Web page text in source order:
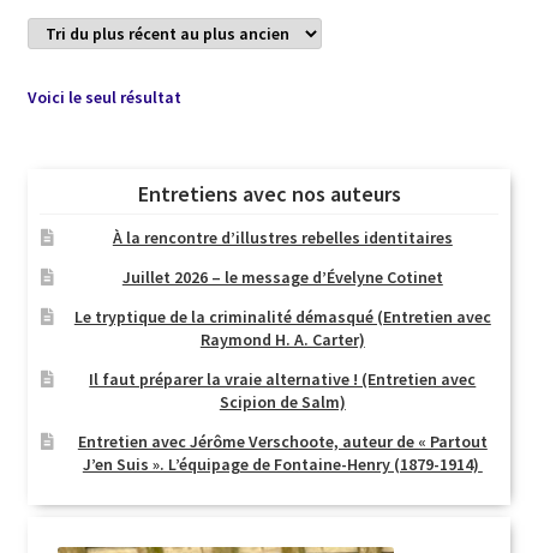
Voici le seul résultat
Entretiens avec nos auteurs
À la rencontre d’illustres rebelles identitaires
Juillet 2026 – le message d’Évelyne Cotinet
Le tryptique de la criminalité démasqué (Entretien avec
Raymond H. A. Carter)
Il faut préparer la vraie alternative ! (Entretien avec
Scipion de Salm)
Entretien avec Jérôme Verschoote, auteur de « Partout
J’en Suis ». L’équipage de Fontaine-Henry (1879-1914)